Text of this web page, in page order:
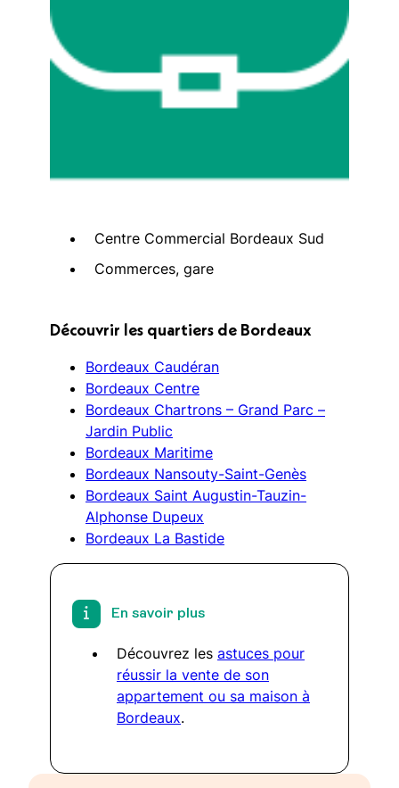
Centre Commercial Bordeaux Sud
Commerces, gare
Découvrir les quartiers de Bordeaux
Bordeaux Caudéran
Bordeaux Centre
Bordeaux Chartrons – Grand Parc –
Jardin Public
Bordeaux Maritime
Bordeaux Nansouty-Saint-Genès
Bordeaux Saint Augustin-Tauzin-
Alphonse Dupeux
Bordeaux La Bastide
En savoir plus
Découvrez les astuces pour
réussir la vente de son
appartement ou sa maison à
Bordeaux.